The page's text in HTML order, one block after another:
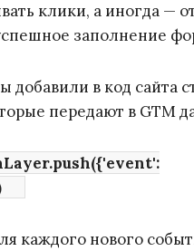
клики, а иногда —
заполнение
добавили в код сайта
передают в GTM
каждого нового